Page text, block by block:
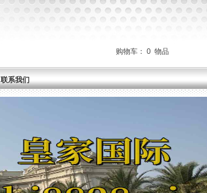
购物车： 0 物品
联系我们